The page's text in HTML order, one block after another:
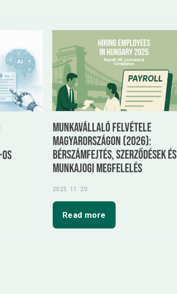
Munkavállaló felvétele
Magyarországon (2026):
Bérszámfejtés, szerződések és
munkajogi megfelelés
2025. 11. 20.
Read more